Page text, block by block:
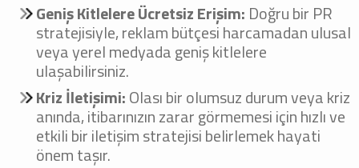
Geniş Kitlelere Ücretsiz Erişim: Doğru bir PR
stratejisiyle, reklam bütçesi harcamadan ulusal
veya yerel medyada geniş kitlelere
ulaşabilirsiniz.
Kriz İletişimi:Olası bir olumsuz durum veya kriz
anında, itibarınızın zarar görmemesi için hızlı ve
etkili bir iletişim stratejisi belirlemek hayati
önem taşır.